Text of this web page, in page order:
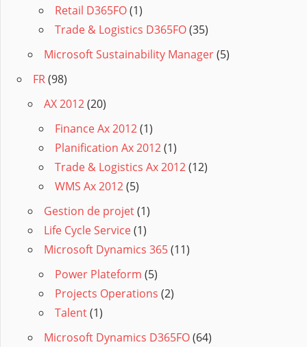
Retail D365FO(1)
Trade & Logistics D365FO(35)
Microsoft Sustainability Manager(5)
FR(98)
AX 2012(20)
Finance Ax 2012(1)
Planification Ax 2012(1)
Trade & Logistics Ax 2012(12)
WMS Ax 2012(5)
Gestion de projet(1)
Life Cycle Service(1)
Microsoft Dynamics 365(11)
Power Plateform (5)
Projects Operations (2)
Talent(1)
Microsoft Dynamics D365FO(64)